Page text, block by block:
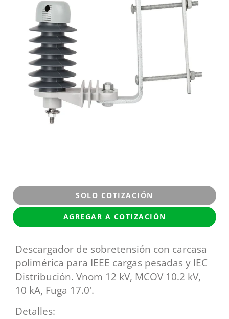
SOLO COTIZACIÓN
AGREGAR A COTIZACIÓN
Descargador de sobretensión con carcasa
polimérica para IEEE cargas pesadas y IEC
Distribución. Vnom 12 kV, MCOV 10.2 kV,
10 kA, Fuga 17.0'.
Detalles: